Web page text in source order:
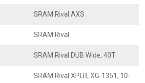
SRAM Rival AXS
SRAM Rival
SRAM Rival DUB Wide, 40T
SRAM Rival XPLR, XG-1351, 10-